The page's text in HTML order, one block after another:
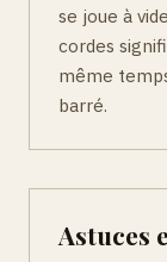
se joue à
cordes
même
barré.
Astuces